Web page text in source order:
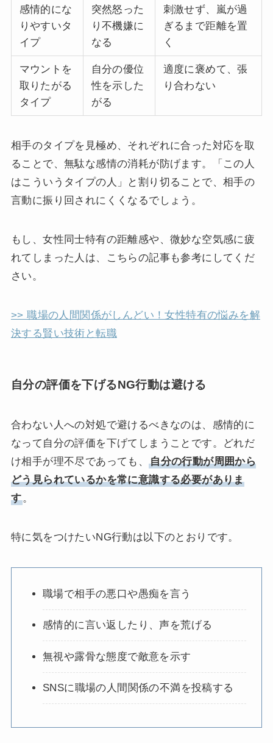
感情的にな
りやすいタ
イプ
突然怒った
り不機嫌に
なる
刺激せず、嵐が過
ぎるまで距離を置
く
マウントを
取りたがる
タイプ
自分の優位
性を示した
がる
適度に褒めて、張
り合わない
相手のタイプを見極め、それぞれに合った対応を取
ることで、無駄な感情の消耗が防げます。「この人
はこういうタイプの人」と割り切ることで、相手の
言動に振り回されにくくなるでしょう。
もし、女性同士特有の距離感や、微妙な空気感に疲
れてしまった人は、こちらの記事も参考にしてくだ
さい。
>> 職場の人間関係がしんどい！女性特有の悩みを解
決する賢い技術と転職
自分の評価を下げるNG行動は避ける
合わない人への対処で避けるべきなのは、感情的に
なって自分の評価を下げてしまうことです。どれだ
け相手が理不尽であっても、自分の行動が周囲から
どう見られているかを常に意識する必要がありま
す。
特に気をつけたいNG行動は以下のとおりです。
職場で相手の悪口や愚痴を言う
感情的に言い返したり、声を荒げる
無視や露骨な態度で敵意を示す
SNSに職場の人間関係の不満を投稿する